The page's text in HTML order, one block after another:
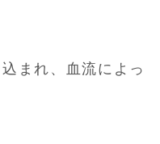
まれ、血流によっ